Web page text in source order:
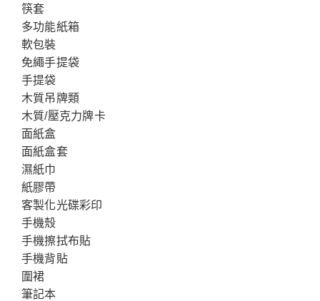
筷套
多功能紙箱
軟包裝
免繩手提袋
手提袋
木質吊牌類
木質/壓克力牌卡
面紙盒
面紙盒套
濕紙巾
紙膠帶
客製化光碟彩印
手機殼
手機擦拭布貼
手機背貼
圍裙
筆記本